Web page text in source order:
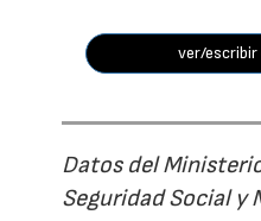
ver/
Datos del
Seguridad Social y